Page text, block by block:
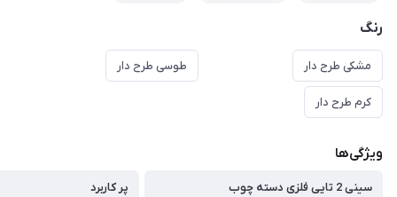
رنگ
مشکی طرح دار طوسی طرح دار
کرم طرح دار
ویژگی‌ها
سینی 2 تایی فلزی دسته چوب
پر کاربرد